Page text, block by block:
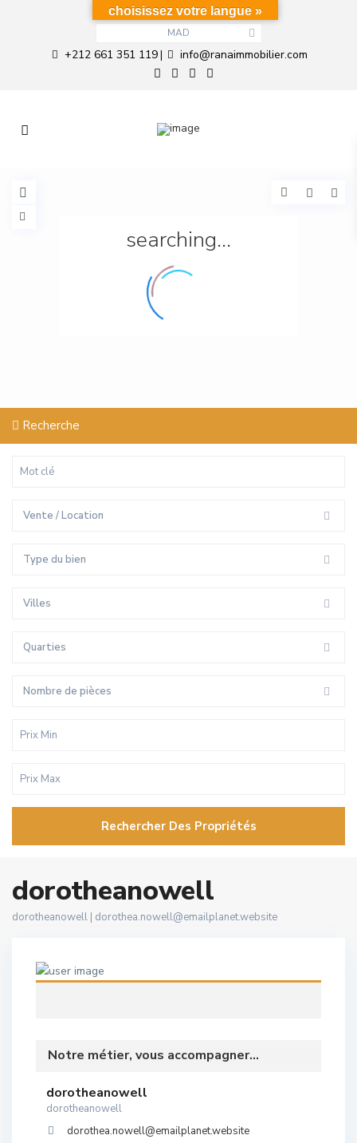
MAD
+212 661 351 119| info@ranaimmobilier.com
searching...
Recherche
Vente / Location
Type du bien
Villes
Quarties
Nombre de pièces
Rechercher Des Propriétés
dorotheanowell
dorotheanowell | dorothea.nowell@emailplanet.website
Notre métier, vous accompagner...
dorotheanowell
dorotheanowell
dorothea.nowell@emailplanet.website
choisissez votre langue »